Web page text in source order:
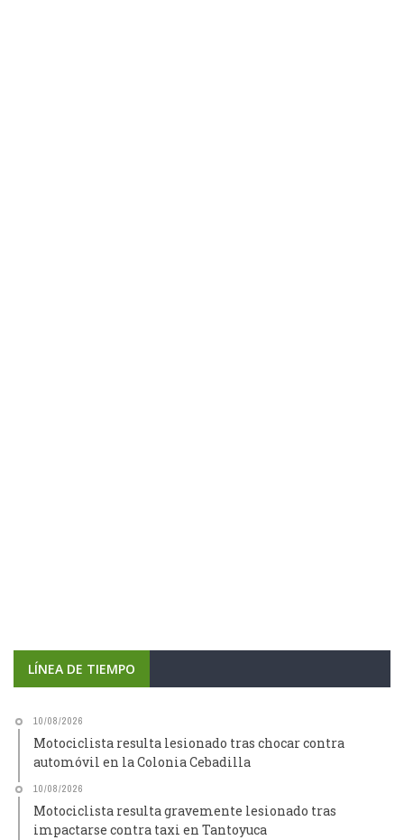
LÍNEA DE TIEMPO
10/08/2026
Motociclista resulta lesionado tras chocar contra
automóvil en la Colonia Cebadilla
10/08/2026
Motociclista resulta gravemente lesionado tras
impactarse contra taxi en Tantoyuca